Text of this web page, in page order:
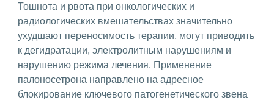
Тошнота и рвота при онкологических и
радиологических вмешательствах значительно
ухудшают переносимость терапии, могут приводить
к дегидратации, электролитным нарушениям и
нарушению режима лечения. Применение
палоносетрона направлено на адресное
блокирование ключевого патогенетического звена